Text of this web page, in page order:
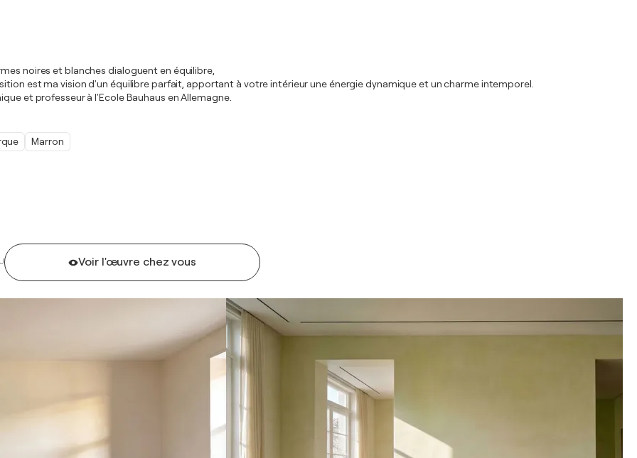
Voir l'œuvre chez vous
noires et blanches dialoguent en équilibre,
est ma vision d'un équilibre parfait, apportant à votre intérieur une énergie dynamique et un charme intemporel.
et professeur à l'Ecole Bauhaus en Allemagne.
Marron